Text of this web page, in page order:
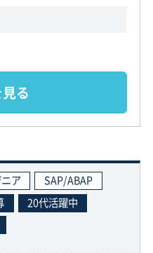
る
ア
SAP/ABAP
20代活躍中